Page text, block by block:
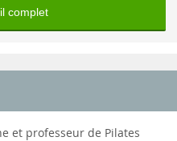
complet
et professeur de Pilates